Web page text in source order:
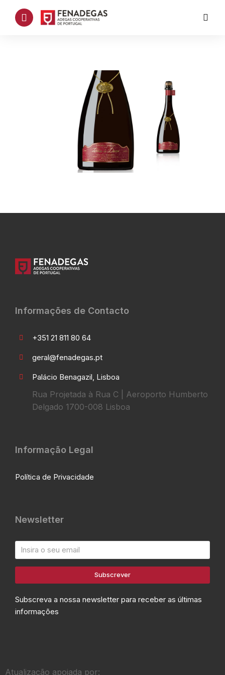
Informações de Contacto
+351 21 811 80 64
geral@fenadegas.pt
Palácio Benagazil, Lisboa
Rua Projetada à Rua C | Aeroporto Humberto
Delgado 1700-008 Lisboa
Informação Legal
Política de Privacidade
Newsletter
Subscrever
Subscreva a nossa newsletter para receber as últimas
informações
Atualização apoiada por: